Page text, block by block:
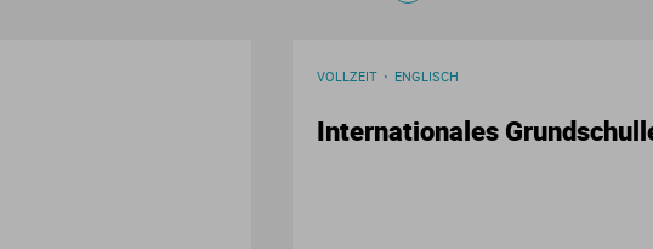
VOLLZEIT ENGLISCH
Internationales